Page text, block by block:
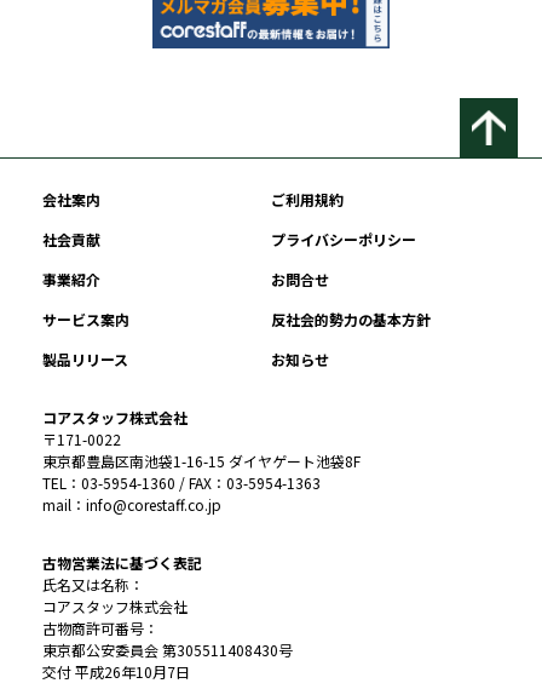
会社案内
ご利用規約
社会貢献
プライバシーポリシー
事業紹介
お問合せ
サービス案内
反社会的勢力の基本方針
製品リリース
お知らせ
コアスタッフ株式会社
〒171-0022
東京都豊島区南池袋1-16-15 ダイヤゲート池袋8F
TEL：03-5954-1360 / FAX：03-5954-1363
mail：info@corestaff.co.jp
古物営業法に基づく表記
氏名又は名称：
コアスタッフ株式会社
古物商許可番号：
東京都公安委員会 第305511408430号
交付 平成26年10月7日